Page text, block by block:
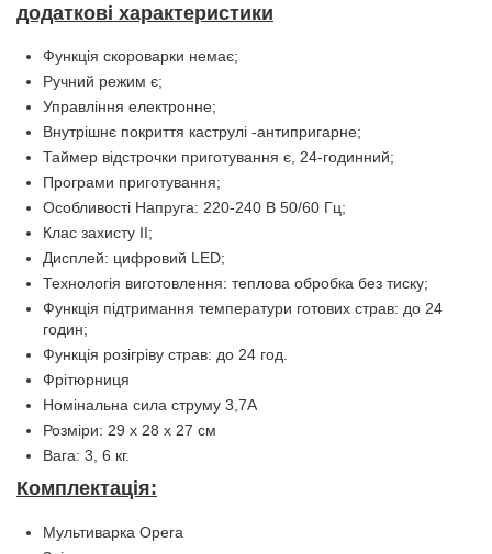
додаткові характеристики
Функція скороварки немає;
Ручний режим є;
Управління електронне;
Внутрішнє покриття каструлі -антипригарне;
Таймер відстрочки приготування є, 24-годинний;
Програми приготування;
Особливості Напруга: 220-240 В 50/60 Гц;
Клас захисту ІІ;
Дисплей: цифровий LED;
Технологія виготовлення: теплова обробка без тиску;
Функція підтримання температури готових страв: до 24
годин;
Функція розігріву страв: до 24 год.
Фрітюрниця
Номінальна сила струму 3,7А
Розміри: 29 х 28 х 27 см
Вага: 3, 6 кг.
Комплектація:
Мультиварка Opera